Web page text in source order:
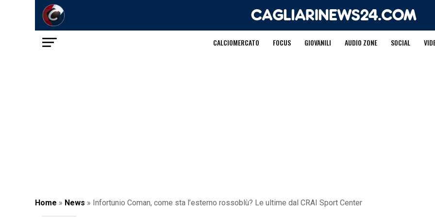
CALCIOMERCATO FOCUS GIOVANILI AUDIO ZONE SOCIAL
Home » News » Infortunio Coman, come sta l’esterno rossoblù? Le ultime dal CRAI Sport Center